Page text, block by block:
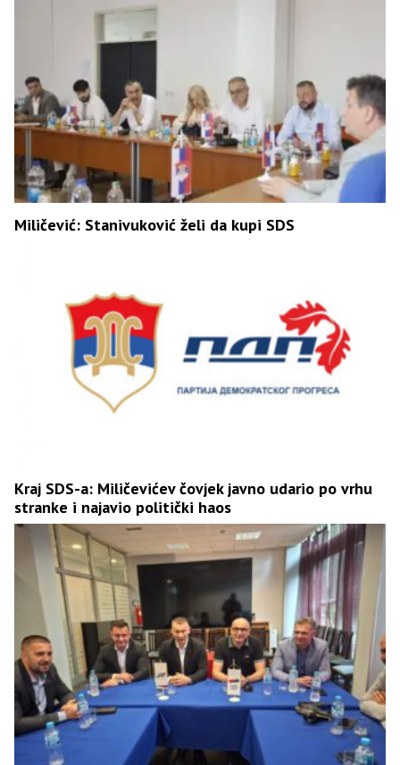
Miličević: Stanivuković želi da kupi SDS
Kraj SDS-a: Miličevićev čovjek javno udario po vrhu
stranke i najavio politički haos